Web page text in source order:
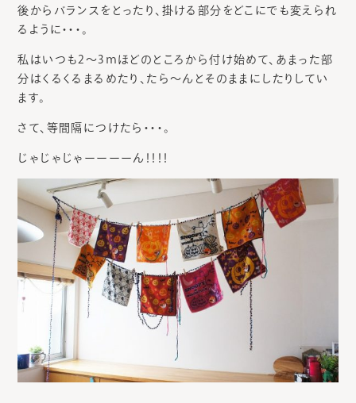
後からバランスをとったり、掛ける部分をどこにでも変えられ
るように・・・。
私はいつも2～3ｍほどのところから付け始めて、あまった部
分はくるくるまるめたり、たら～んとそのままにしたりしてい
ます。
さて、等間隔につけたら・・・。
じゃじゃじゃーーーーん！！！！